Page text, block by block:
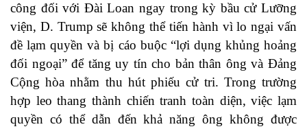
công đối với Đài Loan ngay trong kỳ bầu cử Lưỡng
viện, D. Trump sẽ không thể tiến hành vì lo ngại vấn
đề lạm quyền và bị cáo buộc “lợi dụng khủng hoảng
đối ngoại” để tăng uy tín cho bản thân ông và Đảng
Cộng hòa nhằm thu hút phiếu cử tri. Trong trường
hợp leo thang thành chiến tranh toàn diện, việc lạm
quyền có thể dẫn đến khả năng ông không được